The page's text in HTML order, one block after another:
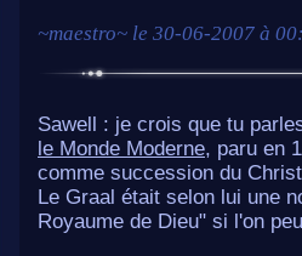
~maestro~ le 30-06-2007 à
Sawell : je crois que tu
le Monde Moderne, paru en
comme succession du
Le Graal était selon lui une
Royaume de Dieu" si l'on